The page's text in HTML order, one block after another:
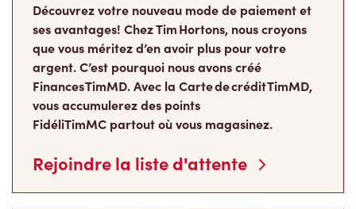
Découvrez votre nouveau mode de paiement et
ses avantages! Chez Tim Hortons, nous croyons
que vous méritez d’en avoir plus pour votre
argent. C’est pourquoi nous avons créé
Finances TimMD. Avec la Carte de crédit TimMD,
vous accumulerez des points
FidéliTimMC partout où vous magasinez.
Rejoindre la liste d'attente